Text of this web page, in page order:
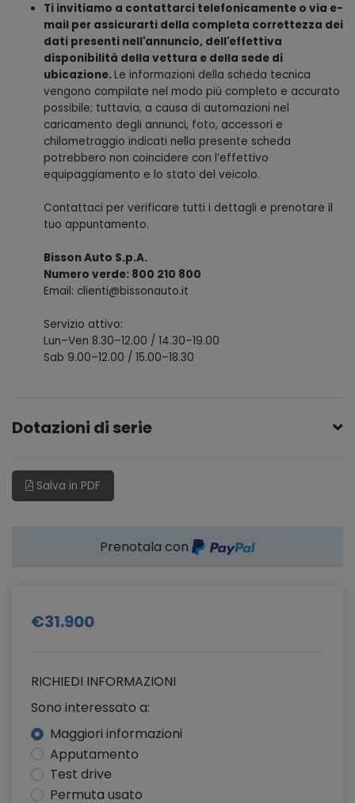
Ti invitiamo a contattarci telefonicamente o via e-
mail per assicurarti della completa correttezza dei
dati presenti nell'annuncio, dell'effettiva
disponibilità della vettura e della sede di
ubicazione. Le informazioni della scheda tecnica
vengono compilate nel modo più completo e accurato
possibile; tuttavia, a causa di automazioni nel
caricamento degli annunci, foto, accessori e
chilometraggio indicati nella presente scheda
potrebbero non coincidere con l’effettivo
equipaggiamento e lo stato del veicolo.
Contattaci per verificare tutti i dettagli e prenotare il
tuo appuntamento.
Bisson Auto S.p.A.
Numero verde: 800 210 800
Email: clienti@bissonauto.it
Servizio attivo:
Lun–Ven 8.30–12.00 / 14.30–19.00
Sab 9.00–12.00 / 15.00–18.30
Dotazioni di serie
Salva in PDF
Prenotala con
€31.900
RICHIEDI INFORMAZIONI
Sono interessato a:
Maggiori informazioni
Apputamento
Test drive
Permuta usato